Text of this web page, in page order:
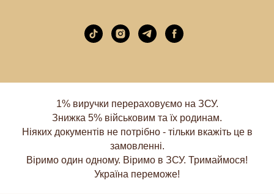
1% виручки перераховуємо на ЗСУ.
Знижка 5% військовим та їх родинам.
Ніяких документів не потрібно - тільки вкажіть це в
замовленні.
Віримо один одному. Віримо в ЗСУ. Тримаймося!
Україна переможе!